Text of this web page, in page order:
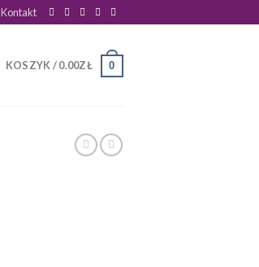
Kontakt
KOSZYK /0.00ZŁ 0